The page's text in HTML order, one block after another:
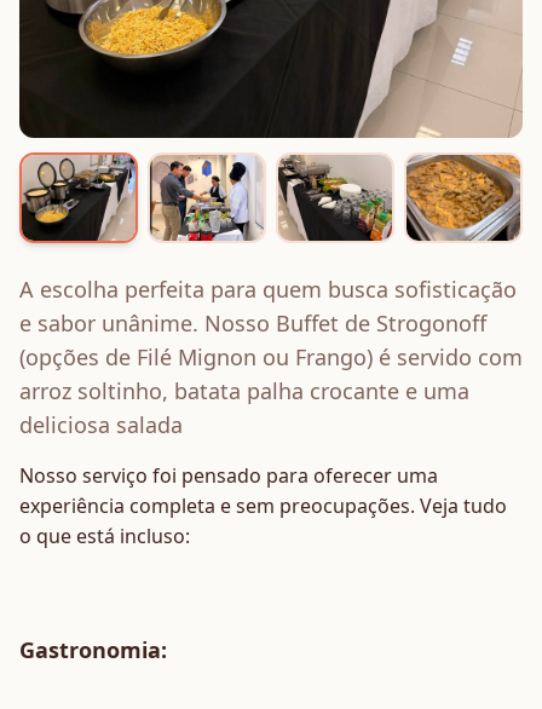
A escolha perfeita para quem busca sofisticação
e sabor unânime. Nosso Buffet de Strogonoff
(opções de Filé Mignon ou Frango) é servido com
arroz soltinho, batata palha crocante e uma
deliciosa salada
Nosso serviço foi pensado para oferecer uma
experiência completa e sem preocupações. Veja tudo
o que está incluso:
Gastronomia: